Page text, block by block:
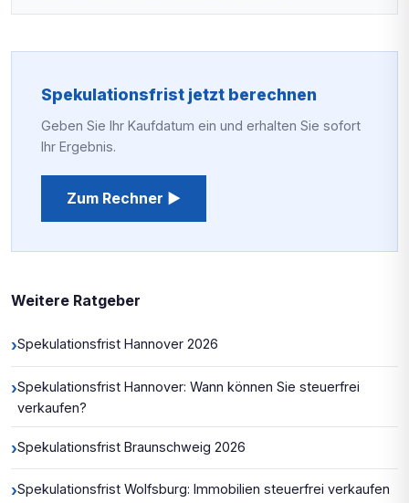
Spekulationsfrist jetzt berechnen
Geben Sie Ihr Kaufdatum ein und erhalten Sie sofort
Ihr Ergebnis.
Zum Rechner ▶
Weitere Ratgeber
›Spekulationsfrist Hannover 2026
›Spekulationsfrist Hannover: Wann können Sie steuerfrei
verkaufen?
›Spekulationsfrist Braunschweig 2026
›Spekulationsfrist Wolfsburg: Immobilien steuerfrei verkaufen